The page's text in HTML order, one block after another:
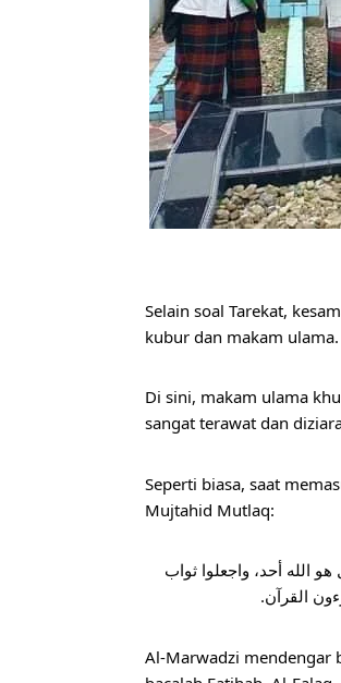
Selain soal Tarekat,
kubur dan makam ulama.
Di sini, makam ulama
sangat terawat dan
Seperti biasa, saat
Mujtahid Mutlaq:
اﻟﻘﺮﺁﻥ.
Al-Marwadzi mendengar